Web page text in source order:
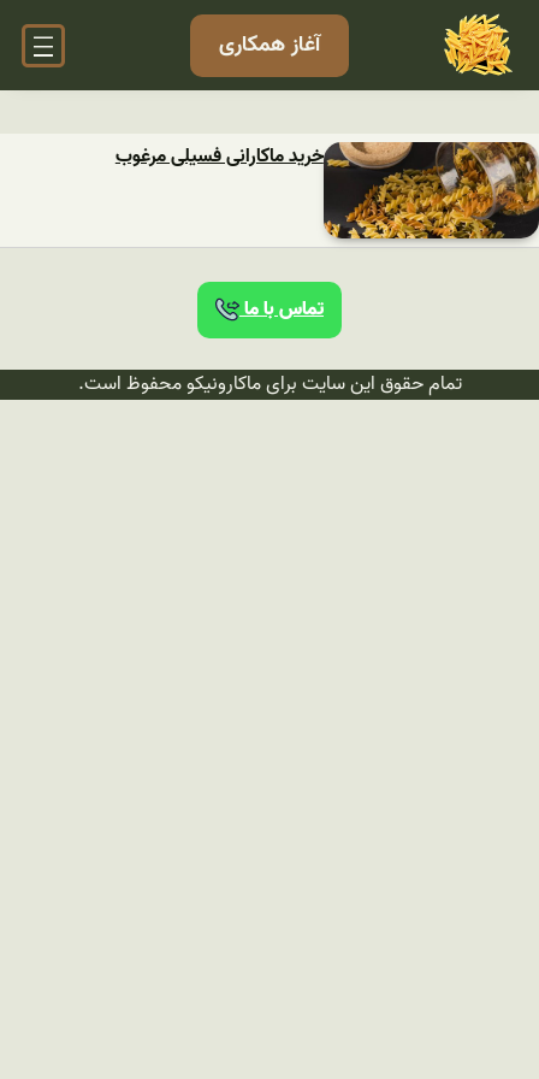
آغاز همکاری
خرید ماکارانی فسیلی مرغوب
تماس با ما
تمام حقوق این سایت برای ماکارونیکو محفوظ است.